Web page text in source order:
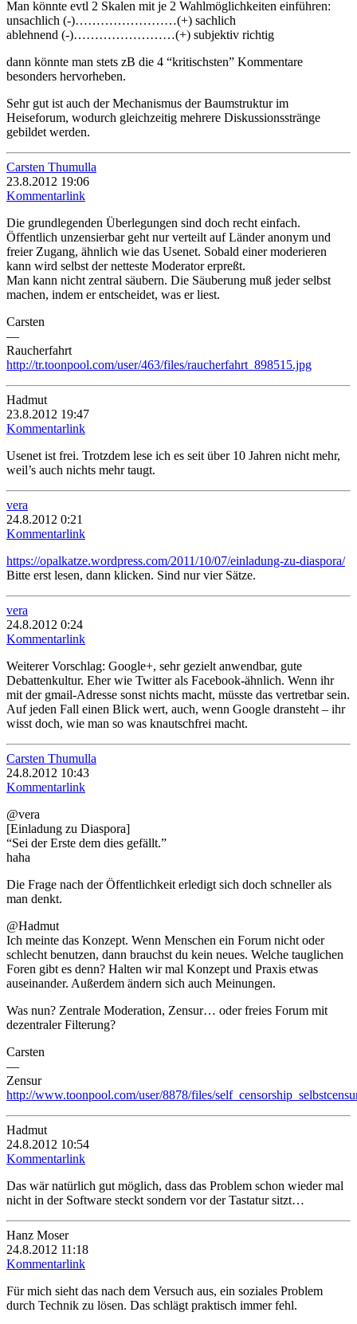
Man könnte evtl 2 Skalen mit je 2 Wahlmöglichkeiten einführen:
unsachlich (-)……………………(+) sachlich
ablehnend (-)……………………(+) subjektiv richtig
dann könnte man stets zB die 4 “kritischsten” Kommentare
besonders hervorheben.
Sehr gut ist auch der Mechanismus der Baumstruktur im
Heiseforum, wodurch gleichzeitig mehrere Diskussionsstränge
gebildet werden.
Carsten Thumulla
23.8.2012 19:06
Kommentarlink
Die grundlegenden Überlegungen sind doch recht einfach.
Öffentlich unzensierbar geht nur verteilt auf Länder anonym und
freier Zugang, ähnlich wie das Usenet. Sobald einer moderieren
kann wird selbst der netteste Moderator erpreßt.
Man kann nicht zentral säubern. Die Säuberung muß jeder selbst
machen, indem er entscheidet, was er liest.
Carsten
—
Raucherfahrt
http://tr.toonpool.com/user/463/files/raucherfahrt_898515.jpg
Hadmut
23.8.2012 19:47
Kommentarlink
Usenet ist frei. Trotzdem lese ich es seit über 10 Jahren nicht mehr,
weil’s auch nichts mehr taugt.
vera
24.8.2012 0:21
Kommentarlink
https://opalkatze.wordpress.com/2011/10/07/einladung-zu-diaspora/
Bitte erst lesen, dann klicken. Sind nur vier Sätze.
vera
24.8.2012 0:24
Kommentarlink
Weiterer Vorschlag: Google+, sehr gezielt anwendbar, gute
Debattenkultur. Eher wie Twitter als Facebook-ähnlich. Wenn ihr
mit der gmail-Adresse sonst nichts macht, müsste das vertretbar sein.
Auf jeden Fall einen Blick wert, auch, wenn Google dransteht – ihr
wisst doch, wie man so was knautschfrei macht.
Carsten Thumulla
24.8.2012 10:43
Kommentarlink
@vera
[Einladung zu Diaspora]
“Sei der Erste dem dies gefällt.”
haha
Die Frage nach der Öffentlichkeit erledigt sich doch schneller als
man denkt.
@Hadmut
Ich meinte das Konzept. Wenn Menschen ein Forum nicht oder
schlecht benutzen, dann brauchst du kein neues. Welche tauglichen
Foren gibt es denn? Halten wir mal Konzept und Praxis etwas
auseinander. Außerdem ändern sich auch Meinungen.
Was nun? Zentrale Moderation, Zensur… oder freies Forum mit
dezentraler Filterung?
Carsten
—
Zensur
http://www.toonpool.com/user/8878/files/
Hadmut
24.8.2012 10:54
Kommentarlink
Das wär natürlich gut möglich, dass das Problem schon wieder mal
nicht in der Software steckt sondern vor der Tastatur sitzt…
Hanz Moser
24.8.2012 11:18
Kommentarlink
Für mich sieht das nach dem Versuch aus, ein soziales Problem
durch Technik zu lösen. Das schlägt praktisch immer fehl.